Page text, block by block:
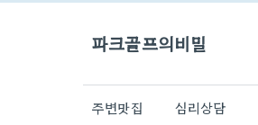
파크골프의비밀
주변맛집 심리상담